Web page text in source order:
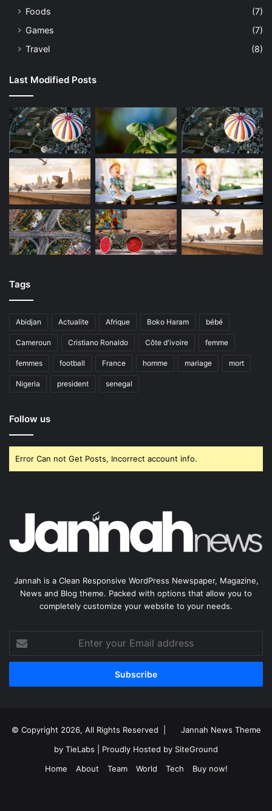
Foods
(7)
Games
(7)
Travel
(8)
Last Modified Posts
Tags
Abidjan Actualite Afrique Boko Haram bébé
Cameroun Cristiano Ronaldo Côte d'ivoire femme
femmes football France homme mariage mort
Nigeria president senegal
Follow us
Error Can not Get Posts, Incorrect account info.
Jannah is a Clean Responsive WordPress Newspaper, Magazine,
News and Blog theme. Packed with options that allow you to
completely customize your website to your needs.
your
Email
© Copyright 2026, All Rights Reserved |
Jannah News Theme
by TieLabs | Proudly Hosted by SiteGround
Home
About Team World Tech Buy now!